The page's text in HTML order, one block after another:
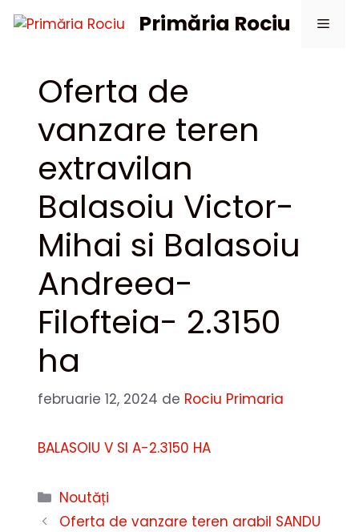
Primăria Rociu
Oferta de
vanzare teren
extravilan
Balasoiu Victor-
Mihai si Balasoiu
Andreea-
Filofteia- 2.3150
ha
februarie 12, 2024 de Rociu Primaria
BALASOIU V SI A-2.3150 HA
Categorii
Noutăți
Oferta de vanzare teren arabil SANDU